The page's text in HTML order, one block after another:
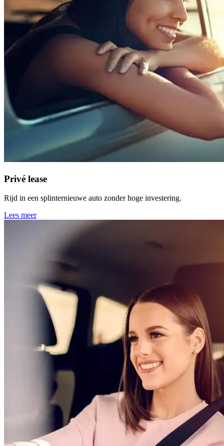
Privé lease
Rijd in een splinternieuwe auto zonder hoge investering.
Lees meer